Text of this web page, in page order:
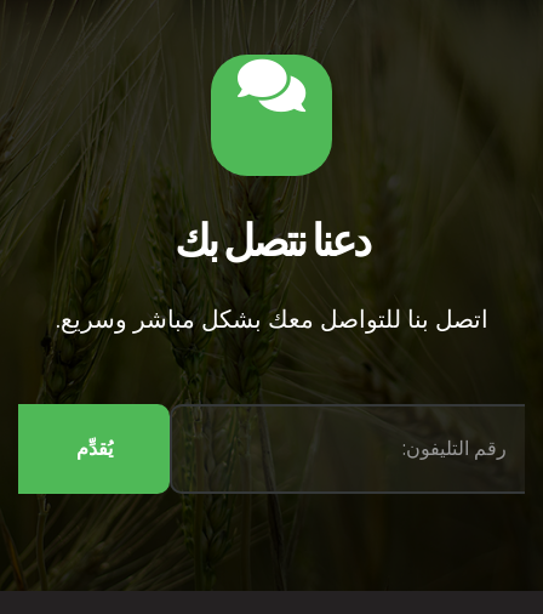
دعنا نتصل بك
اتصل بنا للتواصل معك بشكل مباشر وسريع.
يُقدِّم